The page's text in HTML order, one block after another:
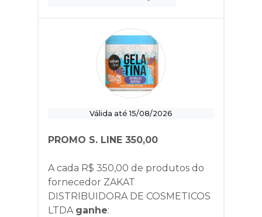
Válida até 15/08/2026
PROMO S. LINE 350,00
A cada R$ 350,00 de produtos do
fornecedor ZAKAT
DISTRIBUIDORA DE COSMETICOS
LTDA ganhe: